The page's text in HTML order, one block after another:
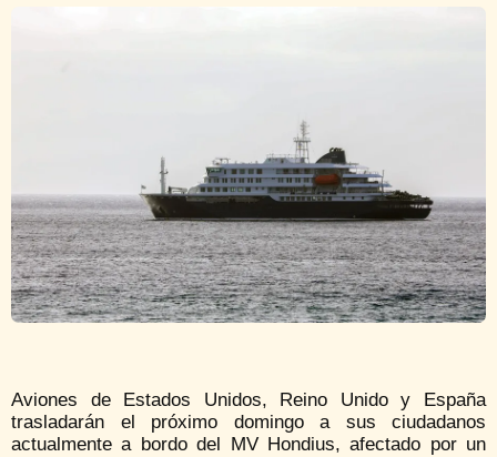
Aviones de Estados Unidos, Reino Unido y España
trasladarán el próximo domingo a sus ciudadanos
actualmente a bordo del MV Hondius, afectado por un